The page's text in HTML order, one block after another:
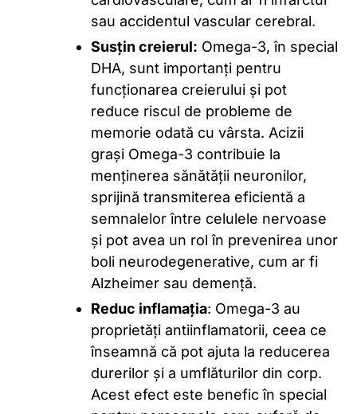
sau accidentul vascular cerebral.
Susțin creierul: Omega-3, în special
DHA, sunt importanți pentru
funcționarea creierului și pot
reduce riscul de probleme de
memorie odată cu vârsta. Acizii
grași Omega-3 contribuie la
menținerea sănătății neuronilor,
sprijină transmiterea eficientă a
semnalelor între celulele nervoase
și pot avea un rol în prevenirea unor
boli neurodegenerative, cum ar fi
Alzheimer sau demență.
Reduc inflamația: Omega-3 au
proprietăți antiinflamatorii, ceea ce
înseamnă că pot ajuta la reducerea
durerilor și a umflăturilor din corp.
Acest efect este benefic în special